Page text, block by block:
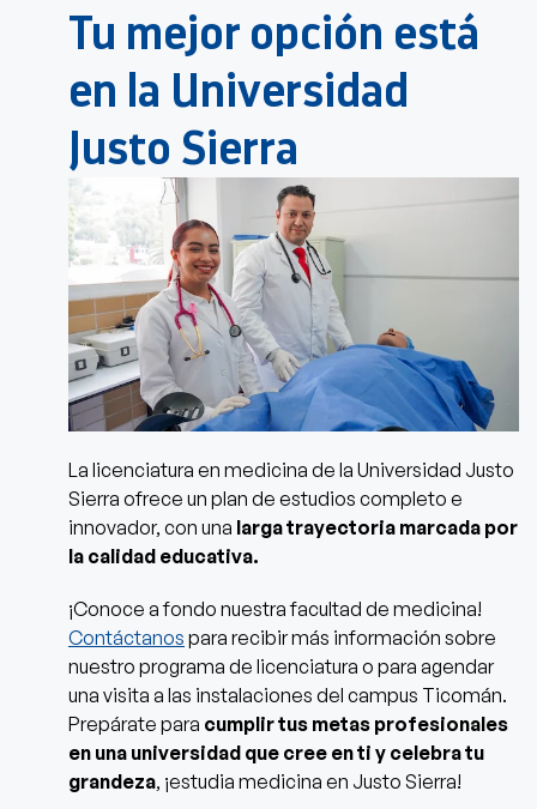
Tu mejor opción está
en la Universidad
Justo Sierra
La licenciatura en medicina de la Universidad Justo
Sierra ofrece un plan de estudios completo e
innovador, con una larga trayectoria marcada por
la calidad educativa.
¡Conoce a fondo nuestra facultad de medicina!
Contáctanos para recibir más información sobre
nuestro programa de licenciatura o para agendar
una visita a las instalaciones del campus Ticomán.
Prepárate para cumplir tus metas profesionales
en una universidad que cree en ti y celebra tu
grandeza, ¡estudia medicina en Justo Sierra!